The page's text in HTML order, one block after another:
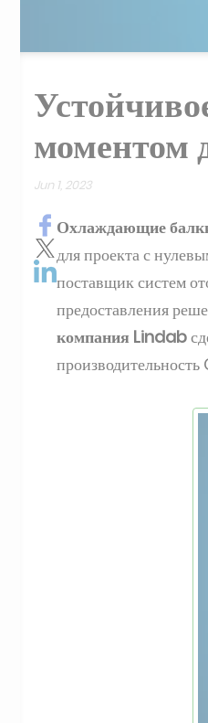
моментом
Jun 1, 2023
Охлаждающие
для проекта с
поставщик систем
предоставления
компания Lindab